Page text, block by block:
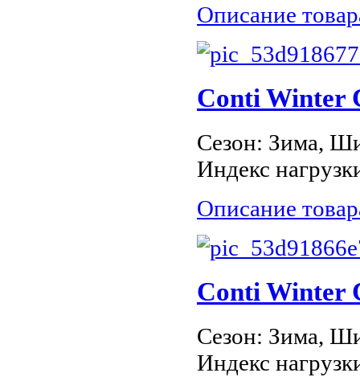
Описание
Conti Winter
Сезон: Зима,
Индекс
Описание
Conti Winter
Сезон: Зима,
Индекс